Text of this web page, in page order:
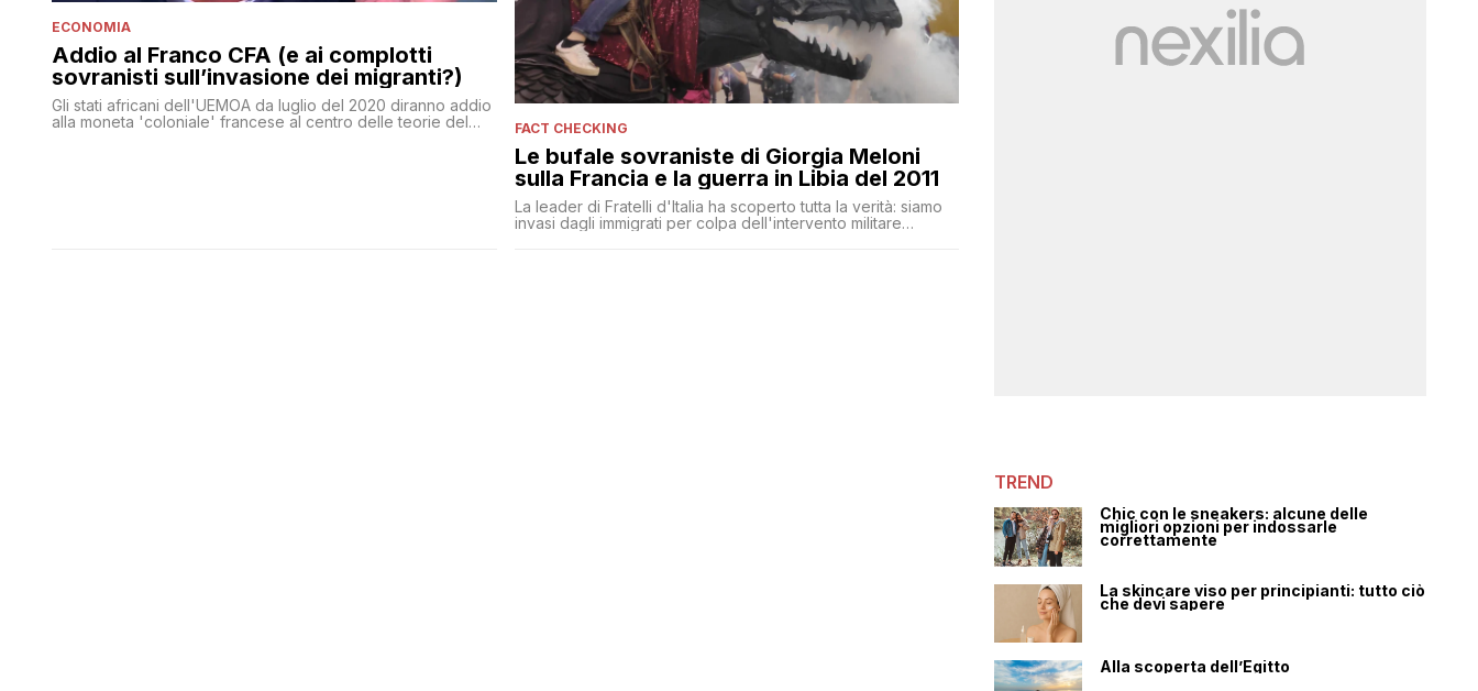
ECONOMIA
Addio al Franco CFA (e ai complotti
sovranisti sull’invasione dei migranti?)
Gli stati africani dell'UEMOA da luglio del 2020 diranno addio
alla moneta 'coloniale' francese al centro delle teorie del
FACT CHECKING
Le bufale sovraniste di Giorgia Meloni
sulla Francia e la guerra in Libia del 2011
La leader di Fratelli d'Italia ha scoperto tutta la verità: siamo
invasi dagli immigrati per colpa dell'intervento militare
TREND
Chic con le sneakers: alcune delle
migliori opzioni per indossarle
correttamente
La skincare viso per principianti: tutto ciò
che devi sapere
Alla scoperta dell’Egitto